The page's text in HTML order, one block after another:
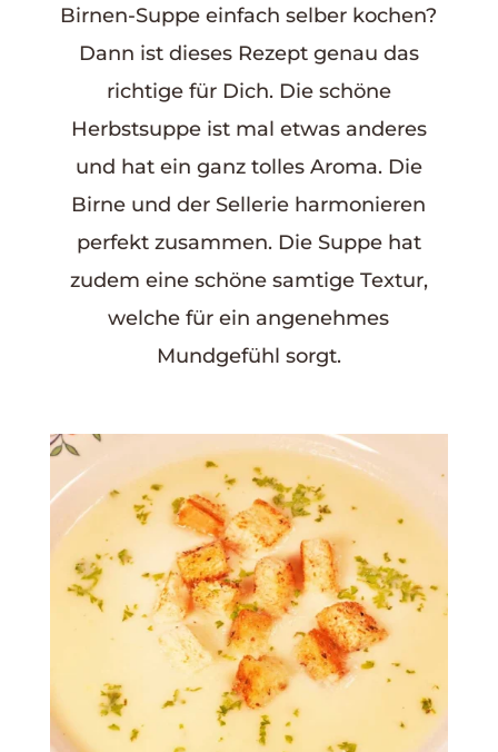
Birnen-Suppe einfach selber kochen?
Dann ist dieses Rezept genau das
richtige für Dich. Die schöne
Herbstsuppe ist mal etwas anderes
und hat ein ganz tolles Aroma. Die
Birne und der Sellerie harmonieren
perfekt zusammen. Die Suppehat
zudem eine schöne samtige Textur,
welche für ein angenehmes
Mundgefühl sorgt.